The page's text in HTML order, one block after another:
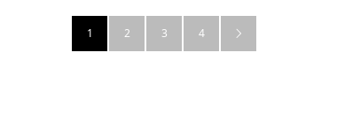
1 2 3 4 